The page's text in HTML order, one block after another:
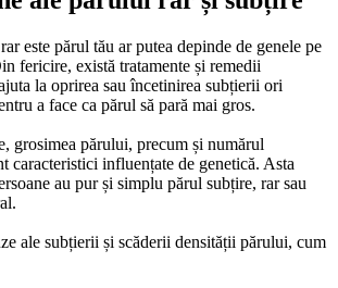
este părul tău ar putea depinde de genele pe
fericire, există tratamente și remedii
la oprirea sau încetinirea subțierii ori
a face ca părul să pară mai gros.
grosimea părului, precum și numărul
caracteristici influențate de genetică. Asta
au pur și simplu părul subțire, rar sau
ale subțierii și scăderii densității părului, cum